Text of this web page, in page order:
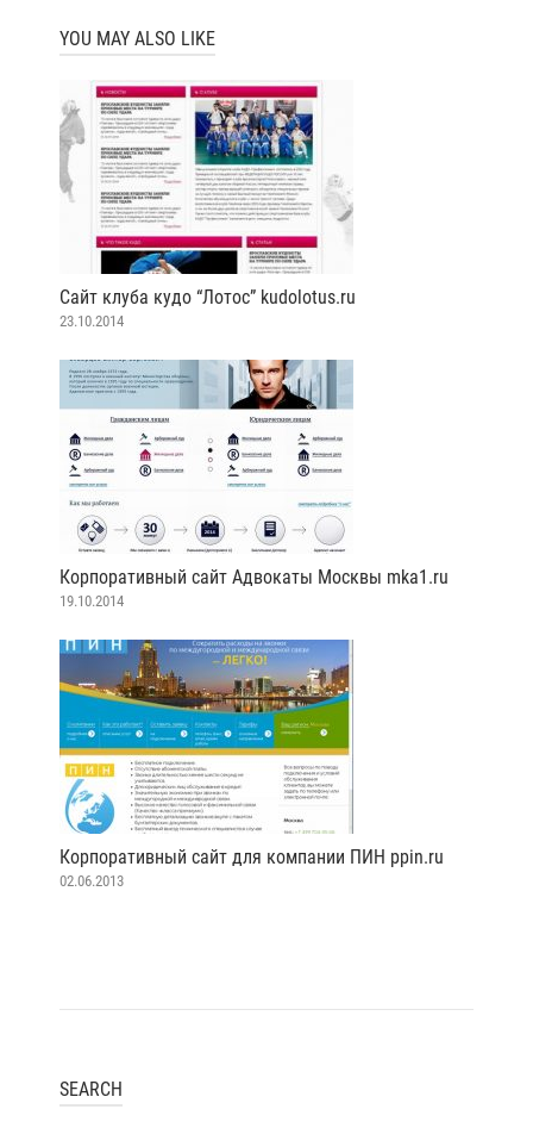
YOU MAY ALSO LIKE
Сайт клуба кудо “Лотос” kudolotus.ru
23.10.2014
Корпоративный сайт Адвокаты Москвы mka1.ru
19.10.2014
Корпоративный сайт для компании ПИН ppin.ru
02.06.2013
SEARCH